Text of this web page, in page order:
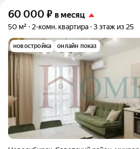
60 000 ₽ в месяц
50 м² 2-комн. квартира 3 этаж из 25
новостройка онлайн показ